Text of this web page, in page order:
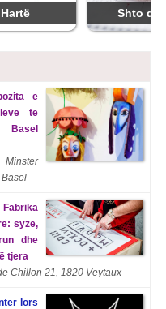
Hartë Shto
e
të
Basel
Fabrika
syze,
dhe
tjera
Chillon 21, 1820 Veytaux
lors